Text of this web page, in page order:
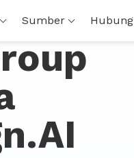
Sumber Hubung